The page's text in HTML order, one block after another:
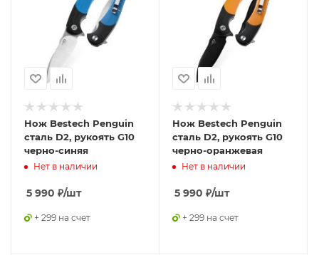
Нож Bestech Penguin
сталь D2, рукоять G10
черно-синяя
Нет в наличии
5 990 ₽/шт
+ 299 на счет
Нож Bestech Penguin
сталь D2, рукоять G10
черно-оранжевая
Нет в наличии
5 990 ₽/шт
+ 299 на счет